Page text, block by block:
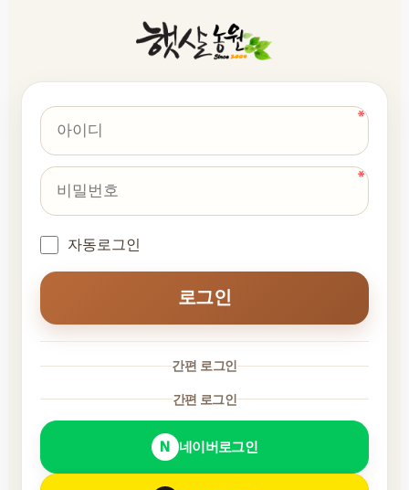
자동로그인
로그인
간편 로그인
간편 로그인
네이버로그인